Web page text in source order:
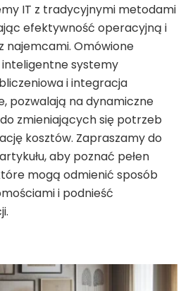
IT z tradycyjnymi metodami
efektywność operacyjną i
najemcami. Omówione
inteligentne systemy
i integracja
pozwalają na dynamiczne
zmieniających się potrzeb
kosztów. Zapraszamy do
aby poznać pełen
mogą odmienić sposób
i podnieść